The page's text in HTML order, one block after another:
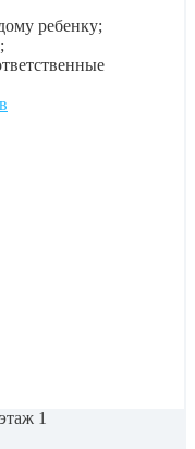
ребенку;
1